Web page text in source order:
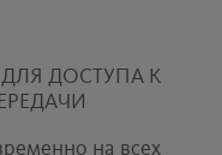
ДОСТУПА К
на всех